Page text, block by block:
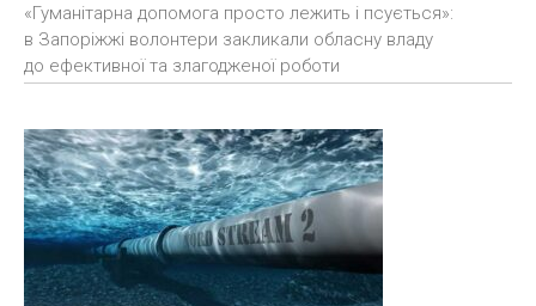
«Гуманітарна допомога просто лежить і псується»:
в Запоріжжі волонтери закликали обласну владу
до ефективної та злагодженої роботи